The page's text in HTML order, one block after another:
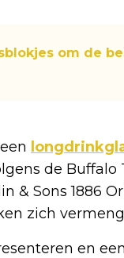
om de
de
& Sons 1886
zich
en